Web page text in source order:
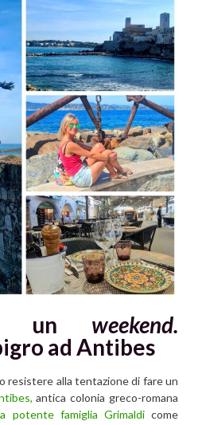
un weekend.
ad Antibes
resistere alla tentazione di fare un
antica colonia greco-romana
potente famiglia Grimaldicome